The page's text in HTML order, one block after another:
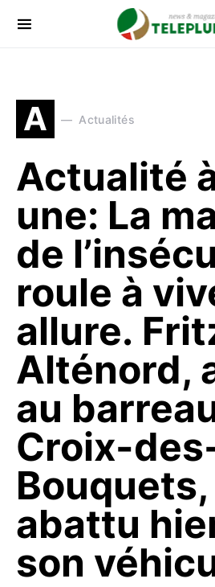
A Actualités
Actualité
une: La
de
roule à
allure.
Alténord,
au
Croix-
abattu
son